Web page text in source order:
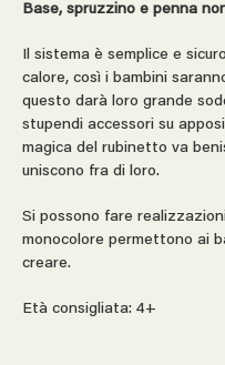
Base, spruzzino e penna
Il sistema è semplice e
calore, così i bambini
questo darà loro grande
stupendi accessori su
magica del rubinetto va
uniscono fra di loro.
Si possono fare
monocolore permettono ai
creare.
Età consigliata: 4+